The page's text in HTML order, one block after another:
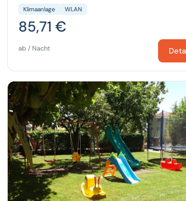
Klimaanlage WLAN
85,71 €
ab / Nacht